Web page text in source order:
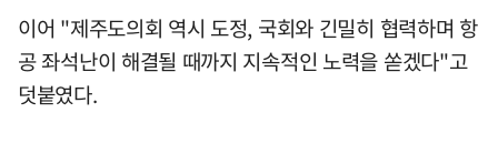
이어 "제주도의회 역시 도정, 국회와 긴밀히 협력하며 항
공 좌석난이 해결될 때까지 지속적인 노력을 쏟겠다"고
덧붙였다.